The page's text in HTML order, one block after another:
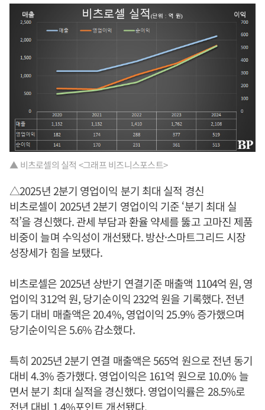
▲ 비츠로셀의 실적 <그래프 비즈니스포스트>
△2025년 2분기 영업이익 분기 최대 실적 경신
비츠로셀이 2025년 2분기 영업이익 기준 ‘분기 최대 실
적’을 경신했다. 관세 부담과 환율 약세를 뚫고 고마진 제품
비중이 늘며 수익성이 개선됐다. 방산·스마트그리드 시장
성장세가 힘을 보탰다.
비츠로셀은 2025년 상반기 연결기준 매출액 1104억 원, 영
업이익 312억 원, 당기순이익 232억 원을 기록했다. 전년
동기 대비 매출액은 20.4%, 영업이익 25.9% 증가했으며
당기순이익은 5.6% 감소했다.
특히 2025년 2분기 연결 매출액은 565억 원으로 전년 동기
대비 4.3% 증가했다. 영업이익은 161억 원으로 10.0% 늘
면서 분기 최대 실적을 경신했다. 영업이익률은 28.5%로
전년 대비 1.4%포인트 개선됐다.